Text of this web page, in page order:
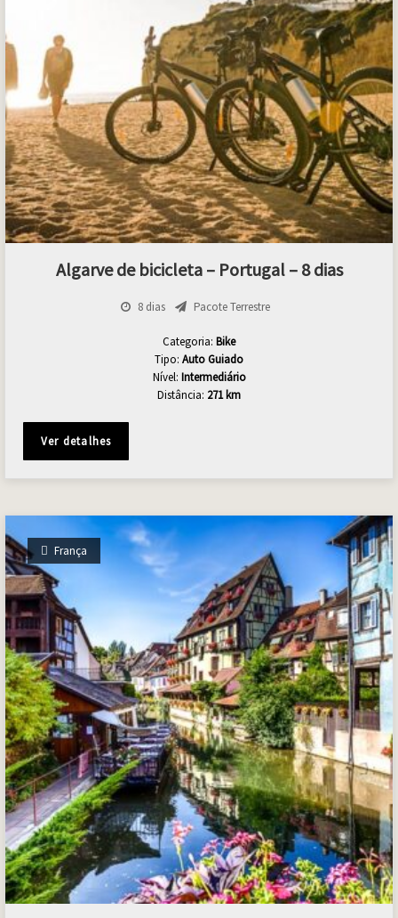
Algarve de bicicleta – Portugal – 8 dias
8 dias Pacote Terrestre
Categoria: Bike
Tipo: Auto Guiado
Nível: Intermediário
Distância: 271 km
Ver detalhes
França